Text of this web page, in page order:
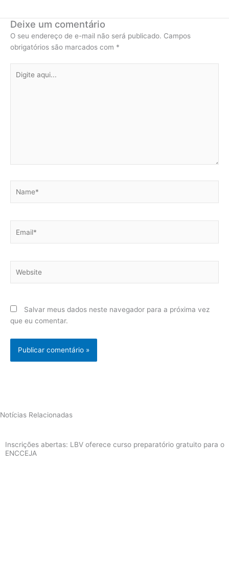
Deixe um comentário
O seu endereço de e-mail não será publicado. Campos
obrigatórios são marcados com *
aqui...
Salvar meus dados neste navegador para a próxima vez
que eu comentar.
Notícias Relacionadas
Inscrições abertas: LBV oferece curso preparatório gratuito para o
ENCCEJA